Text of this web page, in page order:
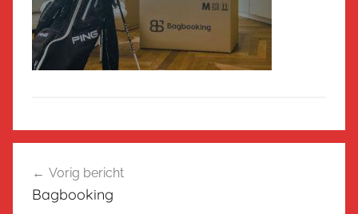
navigatie
Vorig bericht
Bagbooking